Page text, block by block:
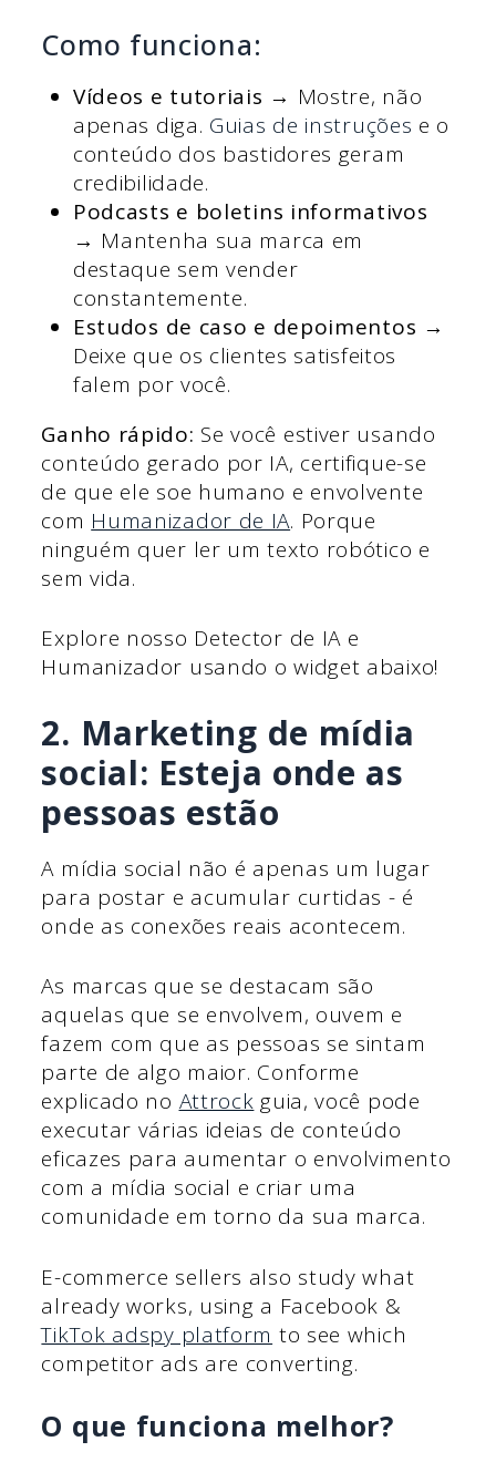
Como funciona:
Vídeos e tutoriais → Mostre, não
apenas diga. Guias de instruções e o
conteúdo dos bastidores geram
credibilidade.
Podcasts e boletins informativos
→ Mantenha sua marca em
destaque sem vender
constantemente.
Estudos de caso e depoimentos →
Deixe que os clientes satisfeitos
falem por você.
Ganho rápido: Se você estiver usando
conteúdo gerado por IA, certifique-se
de que ele soe humano e envolvente
com Humanizador de IA. Porque
ninguém quer ler um texto robótico e
sem vida.
Explore nosso Detector de IA e
Humanizador usando o widget abaixo!
2. Marketing de mídia
social: Esteja onde as
pessoas estão
A mídia social não é apenas um lugar
para postar e acumular curtidas - é
onde as conexões reais acontecem.
As marcas que se destacam são
aquelas que se envolvem, ouvem e
fazem com que as pessoas se sintam
parte de algo maior. Conforme
explicado no Attrock guia, você pode
executar várias ideias de conteúdo
eficazes para aumentar o envolvimento
com a mídia social e criar uma
comunidade em torno da sua marca.
E-commerce sellers also study what
already works, using a Facebook &
TikTok adspy platform to see which
competitor ads are converting.
O que funciona melhor?